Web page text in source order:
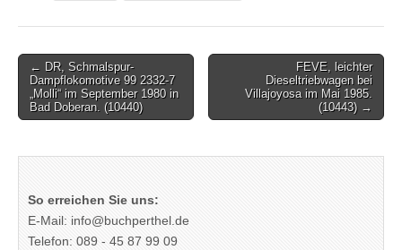
Post
navigation
← DR, Schmalspur-
Dampflokomotive 99 2332-7
„Molli“ im September 1980 in
Bad Doberan. (10440)
FEVE, leichter
Dieseltriebwagen bei
Villajoyosa im Mai 1985.
(10443) →
So erreichen Sie uns:
E-Mail: info@buchperthel.de
Telefon: 089 - 45 87 99 09